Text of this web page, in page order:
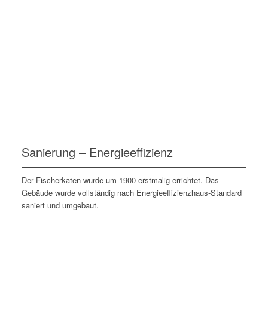
Sanierung – Energieeffizienz
Der Fischerkaten wurde um 1900 erstmalig errichtet. Das
Gebäude wurde vollständig nach Energieeffizienzhaus-Standard
saniert und umgebaut.